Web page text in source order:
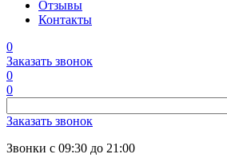
Отзывы
Контакты
0
Заказать звонок
0
0
Заказать звонок
Звонки с 09:30 до 21:00